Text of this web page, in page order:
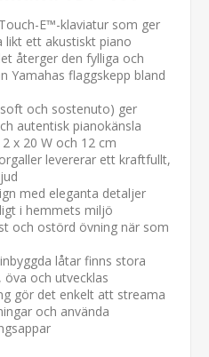
E™-klaviatur som ger
likt ett akustiskt piano
återger den fylliga och
Yamahas flaggskepp bland
och sostenuto) ger
autentisk pianokänsla
x 20 W och 12 cm
levererar ett kraftfullt,
med eleganta detaljer
i hemmets miljö
och ostörd övning när som
låtar finns stora
och utvecklas
gör det enkelt att streama
och använda